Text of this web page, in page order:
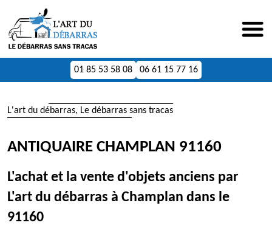
01 85 53 58 08 06 61 15 77 16
L'art du débarras, Le débarras sans tracas
ANTIQUAIRE CHAMPLAN 91160
L'achat et la vente d'objets anciens par
L'art du débarras à Champlan dans le
91160